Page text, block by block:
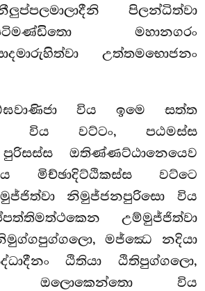
පිලන්ධිත්වා
මහානගරං
උත්තමභොජනං
විය ඉමෙ සත්ත
විය වට්ටං, පඨමස්ස
ඔතිණ්ණට්ඨානෙයෙව
මිච්ඡාදිට්ඨිකස්ස වට්ටෙ
නිමුජ්ජනපුරිසො විය
උම්මුජ්ජිත්වා
නිමුග්ගපුග්ගලො, මජ්ඣෙ නදියා
ඨිතියා ඨිතිපුග්ගලො,
ඔලොකෙන්තො විය